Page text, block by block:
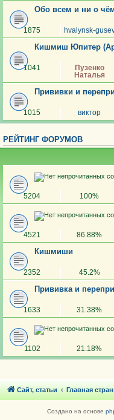
Обо всем и ни о
1875 hvalynsk-
Кишмиш Юпитер
1041
Пузенко
Наталья
Прививки и
1015 виктор
РЕЙТИНГ ФОРУМОВ
5204 100%
4521 86.88%
Кишмиши
2352 45.2%
Прививка и
1633 31.38%
1102 21.18%
Сайт, статьи Главная
Создано на основе